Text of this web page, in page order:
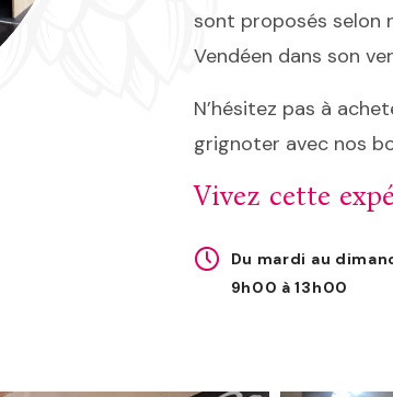
sont proposés selon
Vendéen dans son
N’hésitez pas à
grignoter avec nos
Vivez cette
Du mardi au
9h00 à 13h00